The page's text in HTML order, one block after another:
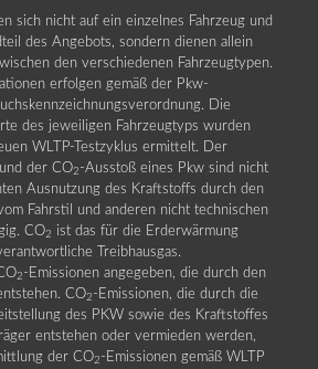
sich nicht auf ein einzelnes Fahrzeug und
des Angebots, sondern dienen allein
den verschiedenen Fahrzeugtypen.
erfolgen gemäß der Pkw-
Die
des jeweiligen Fahrzeugtyps wurden
WLTP-Testzyklus ermittelt. Der
der CO2 -Ausstoß eines Pkw sind nicht
Ausnutzung des Kraftstoffs durch den
Fahrstil und anderen nicht technischen
CO2 ist das für die Erderwärmung
Treibhausgas.
2 -Emissionen angegeben, die durch den
CO2 -Emissionen, die durch die
des PKW sowie des Kraftstoffes
entstehen oder vermieden werden,
der CO2 -Emissionen gemäß WLTP